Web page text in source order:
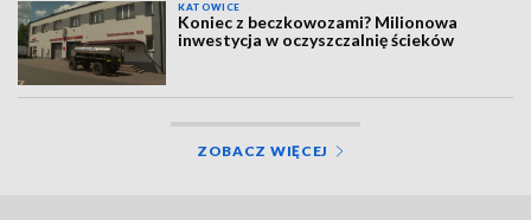
KATOWICE
Koniec z beczkowozami? Milionowa
inwestycja w oczyszczalnię ścieków
ZOBACZ WIĘCEJ